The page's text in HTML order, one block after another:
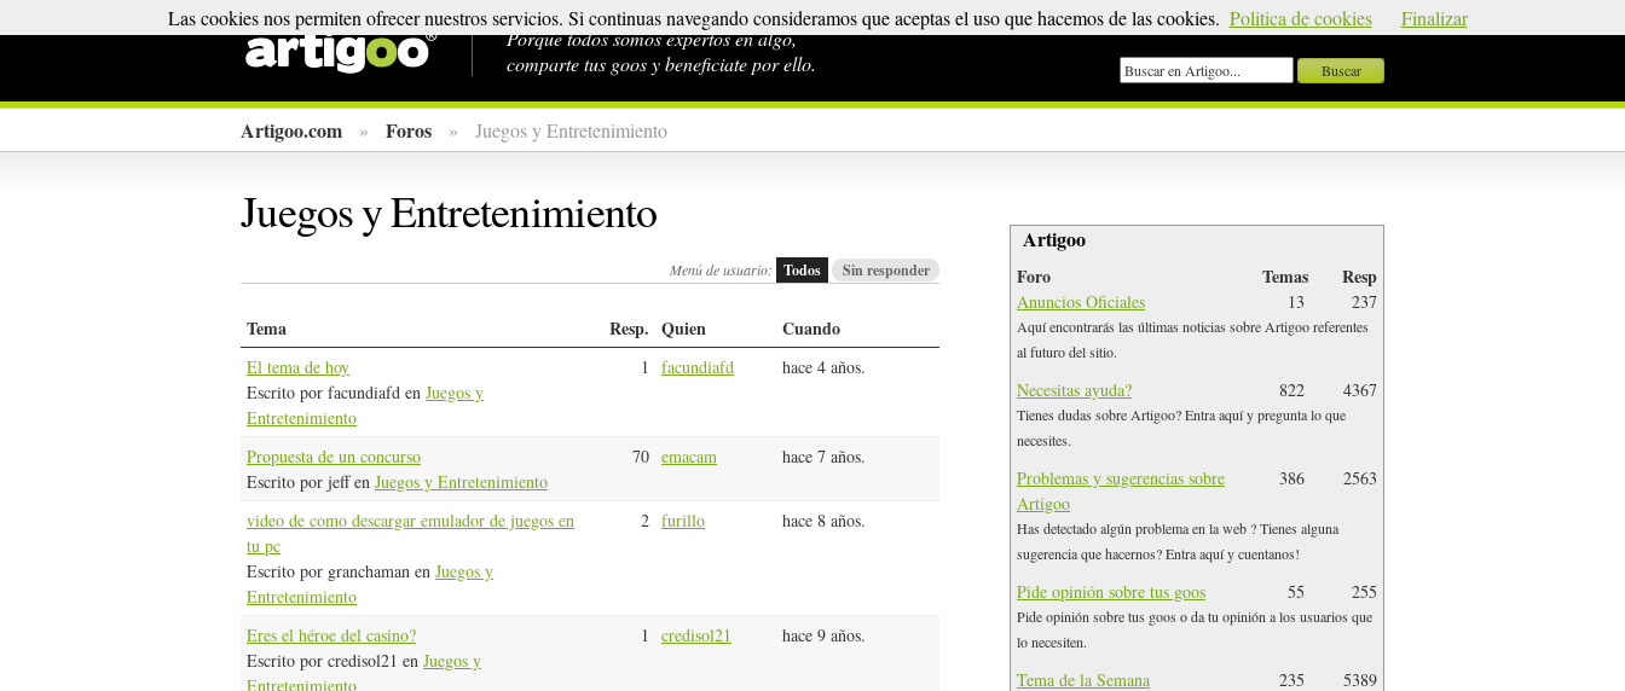
Porque todos somos expertos en algo,
comparte tus goos y beneficiate por ello.
¿Qué es Artigoo?|Foro| Iniciar sesión|Regístrate
Artigoo.com » Foros » Juegos y Entretenimiento
Juegos y Entretenimiento
Menú de usuario: Todos Sin responder
Tema Resp. Quien Cuando
El tema de hoy 1 facundiafd
hace 4 años.
Escrito por facundiafd en Juegos y
Entretenimiento
Propuesta de un concurso
70 emacam
hace 7 años.
Escrito por jeff en Juegos y Entretenimiento
video de como descargar emulador de juegos en
tu pc
2 furillo hace 8 años.
Escrito por granchaman en Juegos y
Entretenimiento
Eres el héroe del casino?
1 credisol21
hace 9 años.
Escrito por credisol21 en Juegos y
Entretenimiento
Artigoo
Foro Temas Resp
Anuncios Oficiales 13 237
Aquí encontrarás las últimas noticias sobre Artigoo referentes
al futuro del sitio.
Necesitas ayuda? 822 4367
Tienes dudas sobre Artigoo? Entra aquí y pregunta lo que
necesites.
Problemas y sugerencias sobre
Artigoo
386 2563
Has detectado algún problema en la web ? Tienes alguna
sugerencia que hacernos? Entra aquí y cuentanos!
Pide opinión sobre tus goos 55 255
Pide opinión sobre tus goos o da tu opinión a los usuarios que
lo necesiten.
Tema de la Semana 235 5389
Las cookies nos permiten ofrecer nuestros servicios. Si continuas navegando consideramos que aceptas el uso que hacemos de las cookies. Politica de cookies Finalizar